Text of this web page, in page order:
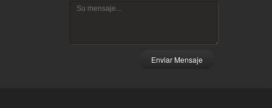
Enviar Mensaje